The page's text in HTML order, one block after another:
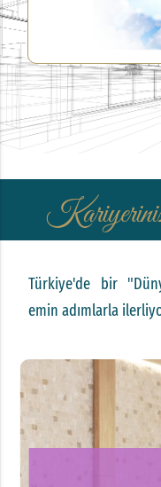
Türkiye'de bir
emin adımlarla